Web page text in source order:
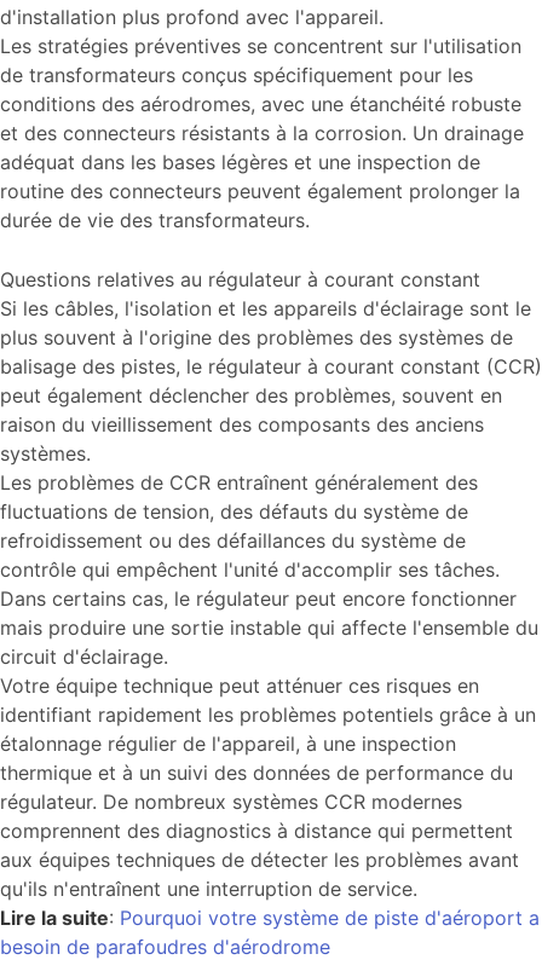
d'installation plus profond avec l'appareil.
Les stratégies préventives se concentrent sur l'utilisation
de transformateurs conçus spécifiquement pour les
conditions des aérodromes, avec une étanchéité robuste
et des connecteurs résistants à la corrosion. Un drainage
adéquat dans les bases légères et une inspection de
routine des connecteurs peuvent également prolonger la
durée de vie des transformateurs.
Questions relatives au régulateur à courant constant
Si les câbles, l'isolation et les appareils d'éclairage sont le
plus souvent à l'origine des problèmes des systèmes de
balisage des pistes, le régulateur à courant constant (CCR)
peut également déclencher des problèmes, souvent en
raison du vieillissement des composants des anciens
systèmes.
Les problèmes de CCR entraînent généralement des
fluctuations de tension, des défauts du système de
refroidissement ou des défaillances du système de
contrôle qui empêchent l'unité d'accomplir ses tâches.
Dans certains cas, le régulateur peut encore fonctionner
mais produire une sortie instable qui affecte l'ensemble du
circuit d'éclairage.
Votre équipe technique peut atténuer ces risques en
identifiant rapidement les problèmes potentiels grâce à un
étalonnage régulier de l'appareil, à une inspection
thermique et à un suivi des données de performance du
régulateur. De nombreux systèmes CCR modernes
comprennent des diagnostics à distance qui permettent
aux équipes techniques de détecter les problèmes avant
qu'ils n'entraînent une interruption de service.
Lire la suite: Pourquoi votre système de piste d'aéroport a
besoin de parafoudres d'aérodrome